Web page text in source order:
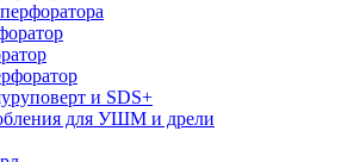
и SDS+
для УШМ и дрели